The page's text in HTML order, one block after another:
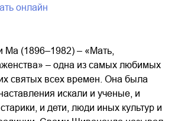
онлайн
Ма (1896–1982) – «Мать,
– одна из самых любимых
святых всех времен. Она была
искали и ученые, и
и дети, люди иных культур и